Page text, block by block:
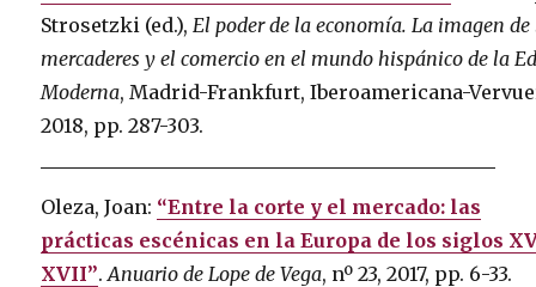
Strosetzki (ed.),El poder de la economía. La imagen de
mercaderes y el comercio en el mundo hispánico de la
Moderna, Madrid-Frankfurt, Iberoamericana-
2018, pp. 287-303.
Oleza, Joan: “Entre la corte y el mercado: las
prácticas escénicas en la Europa de los siglos
XVII”.Anuario de Lope de Vega, nº 23, 2017, pp. 6-33.